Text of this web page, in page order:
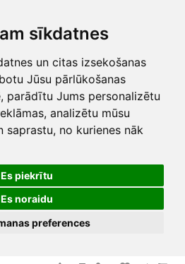
sīkdatnes
un citas izsekošanas
Jūsu pārlūkošanas
parādītu Jums personalizētu
analizētu mūsu
saprastu, no kurienes nāk
Es piekrītu
Es noraidu
preferences